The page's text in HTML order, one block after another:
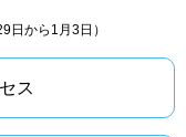
日から1月3日）
ス